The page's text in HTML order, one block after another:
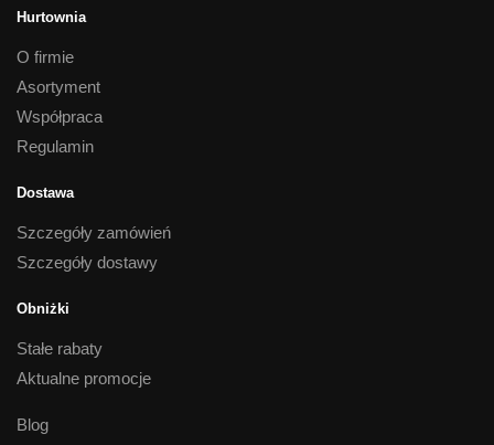
Hurtownia
O firmie
Asortyment
Współpraca
Regulamin
Dostawa
Szczegóły zamówień
Szczegóły dostawy
Obniżki
Stałe rabaty
Aktualne promocje
Blog